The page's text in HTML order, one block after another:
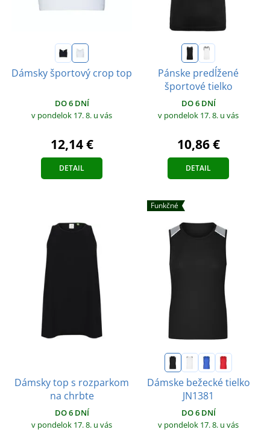
Dámsky športový crop top
DO 6 DNÍ
v pondelok 17. 8. u vás
12,14 €
DETAIL
Pánske predĺžené
športové tielko
DO 6 DNÍ
v pondelok 17. 8. u vás
10,86 €
DETAIL
Dámsky top s rozparkom
na chrbte
DO 6 DNÍ
v pondelok 17. 8. u vás
Funkčné
Dámske bežecké tielko
JN1381
DO 6 DNÍ
v pondelok 17. 8. u vás